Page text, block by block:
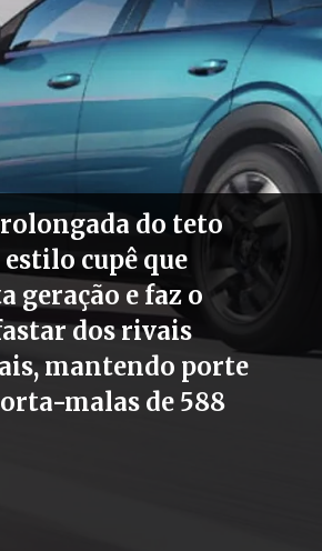
do teto
cupê que
geração e faz o
dos rivais
mantendo porte
malas de 588